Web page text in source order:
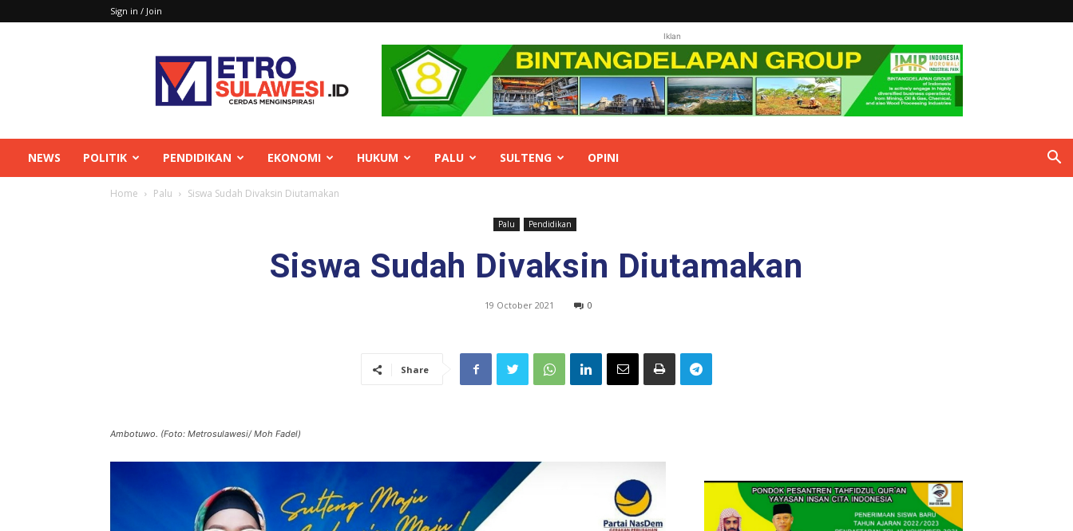
Sign in / Join
Metrosulawesi
Iklan
NEWS POLITIK PENDIDIKAN EKONOMI HUKUM PALU SULTENG OPINI
Home Palu Siswa Sudah Divaksin Diutamakan
Palu Pendidikan
Siswa Sudah Divaksin Diutamakan
19 October 2021 0
Share
Ambotuwo. (Foto: Metrosulawesi/ Moh Fadel)